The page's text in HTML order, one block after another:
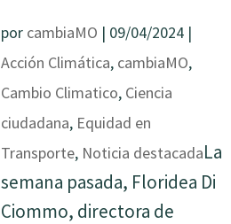
por cambiaMO | 09/04/2024 |
Acción Climática, cambiaMO,
Cambio Climatico, Ciencia
ciudadana, Equidad en
Transporte, Noticia destacadaLa
semana pasada, Floridea Di
Ciommo, directora de